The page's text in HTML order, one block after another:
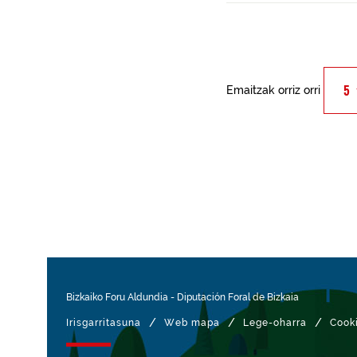
Emaitzak orriz orri
Bizkaiko Foru Aldundia - Diputación Foral de Bizkaia
Irisgarritasuna / Web mapa / Lege-oharra /